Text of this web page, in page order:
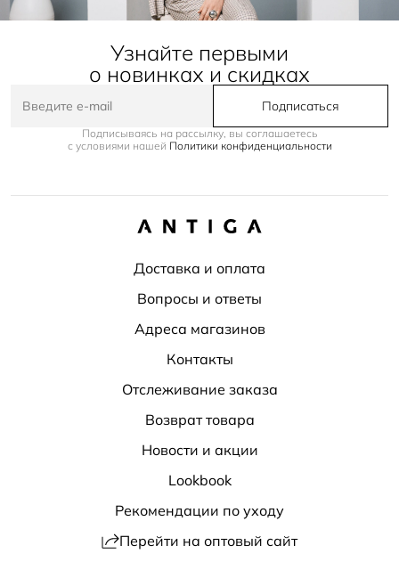
Узнайте первыми
о новинках и скидках
Подписаться
Подписываясь на рассылку, вы соглашаетесь
с условиями нашей Политики конфиденциальности
Доставка и оплата
Вопросы и ответы
Адреса магазинов
Контакты
Отслеживание заказа
Возврат товара
Новости и акции
Lookbook
Рекомендации по уходу
Перейти на оптовый сайт